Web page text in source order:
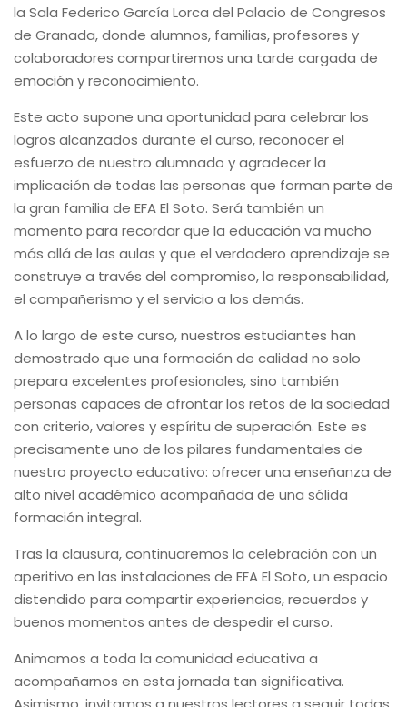
la Sala Federico García Lorca del Palacio de Congresos
de Granada, donde alumnos, familias, profesores y
colaboradores compartiremos una tarde cargada de
emoción y reconocimiento.
Este acto supone una oportunidad para celebrar los
logros alcanzados durante el curso, reconocer el
esfuerzo de nuestro alumnado y agradecer la
implicación de todas las personas que forman parte de
la gran familia de EFA El Soto. Será también un
momento para recordar que la educación va mucho
más allá de las aulas y que el verdadero aprendizaje se
construye a través del compromiso, la responsabilidad,
el compañerismo y el servicio a los demás.
A lo largo de este curso, nuestros estudiantes han
demostrado que una formación de calidad no solo
prepara excelentes profesionales, sino también
personas capaces de afrontar los retos de la sociedad
con criterio, valores y espíritu de superación. Este es
precisamente uno de los pilares fundamentales de
nuestro proyecto educativo: ofrecer una enseñanza de
alto nivel académico acompañada de una sólida
formación integral.
Tras la clausura, continuaremos la celebración con un
aperitivo en las instalaciones de EFA El Soto, un espacio
distendido para compartir experiencias, recuerdos y
buenos momentos antes de despedir el curso.
Animamos a toda la comunidad educativa a
acompañarnos en esta jornada tan significativa.